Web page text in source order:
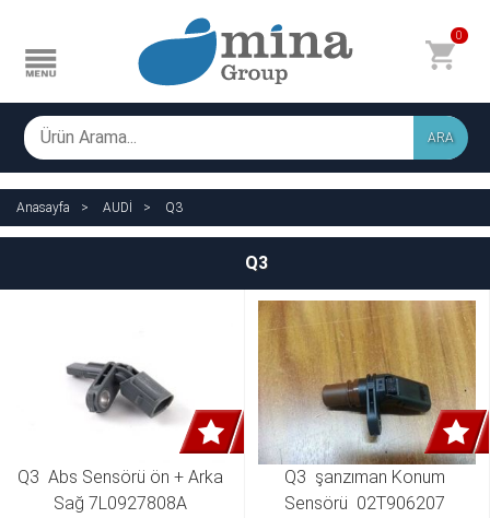
0
ARA
Anasayfa AUDİ Q3
Q3
Q3  Abs Sensörü ön + Arka
Sağ 7L0927808A
Q3  şanzıman Konum
Sensörü  02T906207